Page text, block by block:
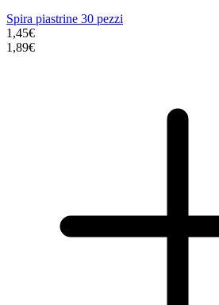
Spira piastrine 30 pezzi
1,45€
1,89€